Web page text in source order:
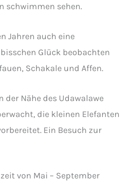
schwimmen sehen.
Jahren auch eine
Glück beobachten
Schakale und Affen.
der Nähe des Udawalawe
die kleinen Elefanten
Ein Besuch zur
von Mai – September